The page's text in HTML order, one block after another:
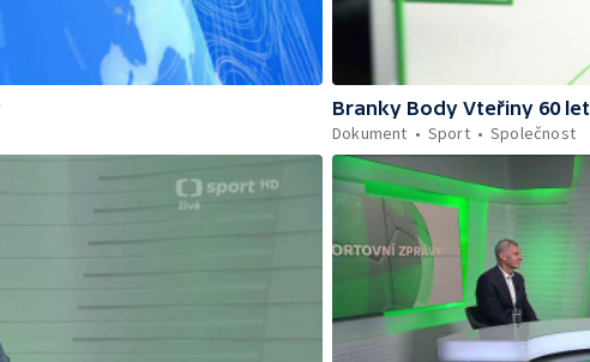
Branky Body Vteřiny 60 let
Dokument
Sport Společnost